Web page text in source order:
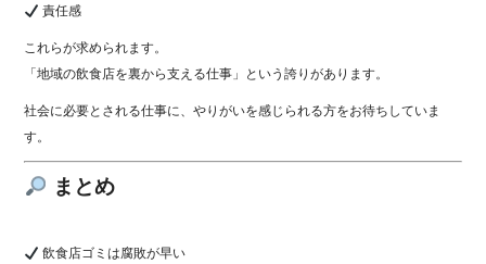
責任感
これらが求められます。
「地域の飲食店を裏から支える仕事」という誇りがあります。
社会に必要とされる仕事に、やりがいを感じられる方をお待ちしていま
す。
まとめ
飲食店ゴミは腐敗が早い